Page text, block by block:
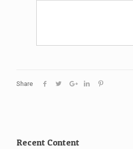
Share
Recent Content